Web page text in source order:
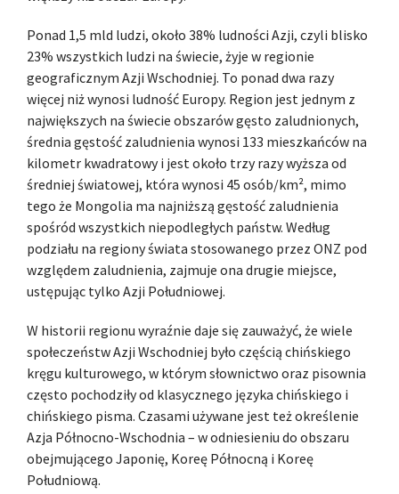
Ponad 1,5 mld ludzi, około 38% ludności Azji, czyli blisko
23% wszystkich ludzi na świecie, żyje w regionie
geograficznym Azji Wschodniej. To ponad dwa razy
więcej niż wynosi ludność Europy. Region jest jednym z
największych na świecie obszarów gęsto zaludnionych,
średnia gęstość zaludnienia wynosi 133 mieszkańców na
kilometr kwadratowy i jest około trzy razy wyższa od
średniej światowej, która wynosi 45 osób/km², mimo
tego że Mongolia ma najniższą gęstość zaludnienia
spośród wszystkich niepodległych państw. Według
podziału na regiony świata stosowanego przez ONZ pod
względem zaludnienia, zajmuje ona drugie miejsce,
ustępując tylko Azji Południowej.
W historii regionu wyraźnie daje się zauważyć, że wiele
społeczeństw Azji Wschodniej było częścią chińskiego
kręgu kulturowego, w którym słownictwo oraz pisownia
często pochodziły od klasycznego języka chińskiego i
chińskiego pisma. Czasami używane jest też określenie
Azja Północno-Wschodnia – w odniesieniu do obszaru
obejmującego Japonię, Koreę Północną i Koreę
Południową.